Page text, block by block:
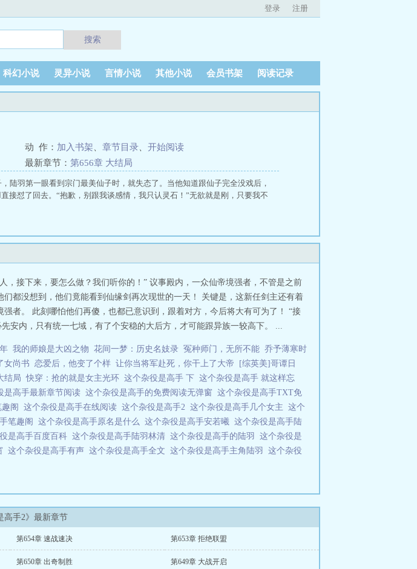
登录 注册
搜索
科幻小说 灵异小说 言情小说 其他小说 会员书架 阅读记录
动 作： 加入书架 章节目录
开始阅读
最新章节： 第656章 大结局
陆羽第一眼看到宗门最美仙子时，就失态了。当他知道跟仙子完全没戏后，
接怼了回去。“抱歉，别跟我谈感情，我只认灵石！”无欲就是刚，只要我不
接下来，要怎么做？我们听你的！” 议事殿内，一众仙帝境强者，不管是之前
都没想到，他们竟能看到仙缘剑再次现世的一天！ 关键是，这新任剑主还有着
者。 此刻哪怕他们再傻，也都已意识到，跟着对方，今后将大有可为了！ “接
安内，只有统一七域，有了个安稳的大后方，才可能跟异族一较高下。 ...
我的师娘是大凶之物 花间一梦：历史名妓录 冤种师门，无所不能 乔予薄寒时
女尚书 恋爱后，他变了个样 让你当将军赴死，你干上了大帝
[综英美]哥谭日
结局 快穿：抢的就是女主光环 这个杂役是高手 下 这个杂役是高手 就这样忘
是高手最新章节阅读 这个杂役是高手的免费阅读无弹窗 这个杂役是高手TXT免
趣阁 这个杂役是高手在线阅读 这个杂役是高手2 这个杂役是高手几个女主 这个
笔趣阁 这个杂役是高手原名是什么 这个杂役是高手安若曦 这个杂役是高手陆
是高手百度百科 这个杂役是高手陆羽林清 这个杂役是高手的陆羽 这个杂役是
这个杂役是高手有声 这个杂役是高手全文 这个杂役是高手主角陆羽 这个杂役
高手2》最新章节
第654章 速战速决 第653章 拒绝联盟
第650章 出奇制胜 第649章 大战开启